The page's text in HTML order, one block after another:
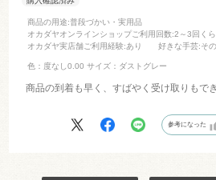
商品の用途:普段づかい・実用品
オカダヤオンラインショップご利用回数:2～3回く
オカダヤ実店舗ご利用経験:あり 好きな手芸:そ
色：度なし0.00 サイズ：ダストグレー
商品の到着も早く、すばやく受け取りもで
参考になった